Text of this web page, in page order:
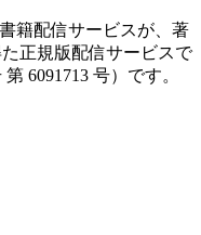
籍配信サービスが、著
正規版配信サービスで
6091713 号）です。